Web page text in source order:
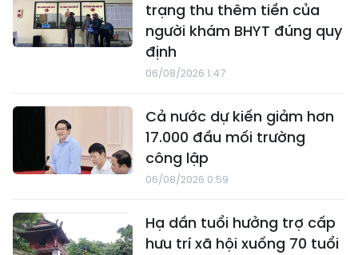
trạng thu thêm tiền của
người khám BHYT đúng quy
định
06/08/2026 1:47
Cả nước dự kiến giảm hơn
17.000 đầu mối trường
công lập
06/08/2026 0:59
Hạ dần tuổi hưởng trợ cấp
hưu trí xã hội xuống 70 tuổi